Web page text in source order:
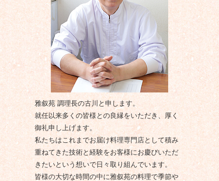
雅叙苑 調理長の古川と申します。
就任以来多くの皆様との良縁をいただき、厚く
御礼申し上げます。
私たちはこれまでお届け料理専門店として積み
重ねてきた技術と経験をお客様にお慶びいただ
きたいという想いで日々取り組んでいます。
皆様の大切な時間の中に雅叙苑の料理で季節や